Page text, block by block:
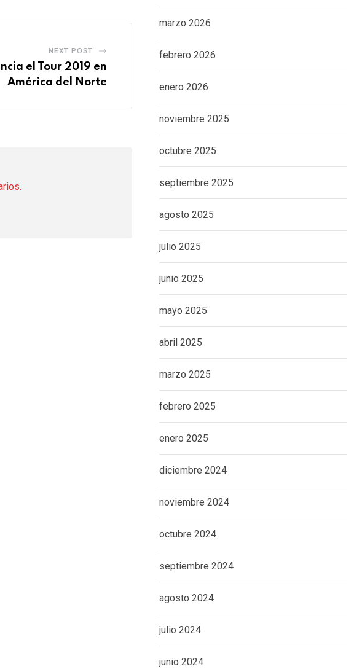
NEXT POST
el Tour 2019 en
América del Norte
marzo 2026
febrero 2026
enero 2026
noviembre 2025
octubre 2025
septiembre 2025
agosto 2025
julio 2025
junio 2025
mayo 2025
abril 2025
marzo 2025
febrero 2025
enero 2025
diciembre 2024
noviembre 2024
octubre 2024
septiembre 2024
agosto 2024
julio 2024
junio 2024